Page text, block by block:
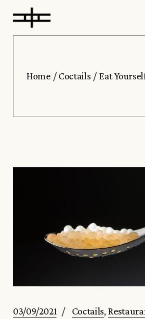
Home Coctails Eat
03/09/2021 Coctails